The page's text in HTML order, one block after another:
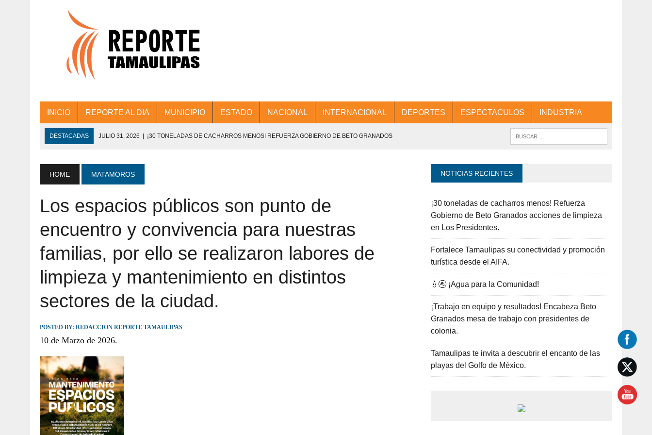
INICIO REPORTE AL DIA MUNICIPIO ESTADO NACIONAL INTERNACIONAL DEPORTES ESPECTACULOS INDUSTRIA
DESTACADAS JULIO 31, 2026 | ¡30 TONELADAS DE CACHARROS MENOS! REFUERZA GOBIERNO DE BETO GRANADOS
JULIO 30, 2026 | 💧🚰 ¡AGUA PARA LA COMUNIDAD!
¡TRABAJO EN EQUIPO Y RESULTADOS! ENCABEZA BETO GRANADOS MESA DE TRABAJO CON PRESIDENTES
JULIO 30, 2026 TAMAULIPAS TE INVITA A DESCUBRIR EL ENCANTO DE LAS PLAYAS DEL GOLFO DE MÉXICO.
HOME MATAMOROS
Los espacios públicos son punto de
encuentro y convivencia para nuestras
familias, por ello se realizaron labores de
limpieza y mantenimiento en distintos
sectores de la ciudad.
POSTED BY: REDACCION REPORTE TAMAULIPAS
10 de Marzo de 2026.
NOTICIAS RECIENTES
¡30 toneladas de cacharros menos! Refuerza
Gobierno de Beto Granados acciones de limpieza
en Los Presidentes.
Fortalece Tamaulipas su conectividad y promoción
turística desde el AIFA.
💧🚰 ¡Agua para la Comunidad!
¡Trabajo en equipo y resultados! Encabeza Beto
Granados mesa de trabajo con presidentes de
colonia.
Tamaulipas te invita a descubrir el encanto de las
playas del Golfo de México.